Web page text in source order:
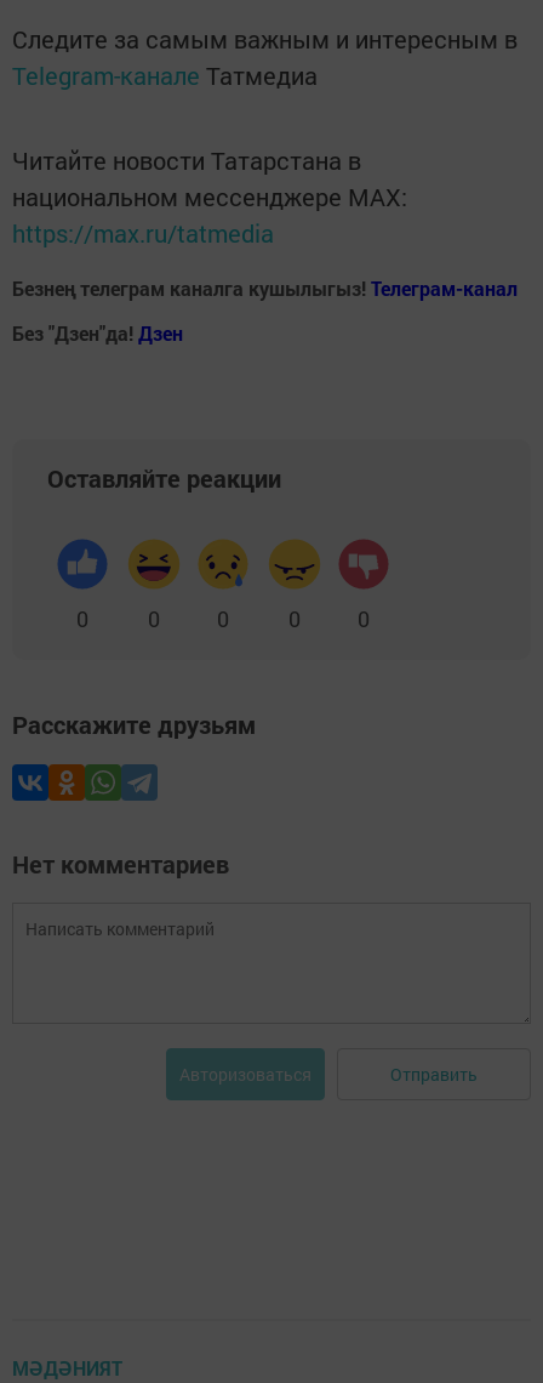
Следите за самым важным и интересным в
Telegram-канале Татмедиа
Читайте новости Татарстана в
национальном мессенджере MАХ:
https://max.ru/tatmedia
Безнең телеграм каналга кушылыгыз! Телеграм-канал
Без "Дзен"да! Дзен
Оставляйте реакции
0 0 0 0 0
Расскажите друзьям
Нет комментариев
Авторизоваться Отправить
МӘДӘНИЯТ